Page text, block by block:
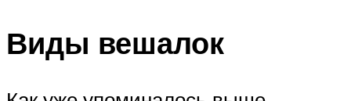
Виды вешалок